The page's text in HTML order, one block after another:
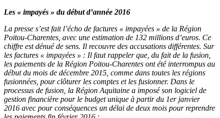
Les « impayés » du début d’année 2016
La presse s’est fait l’écho de factures « impayées » de la Région
Poitou-Charentes, avec une estimation de 132 millions d’euros. Ce
chiffre est dénué de sens. Il recouvre des accusations différentes. Sur
les factures « impayées » : Il faut rappeler que, du fait de la fusion,
les paiements de la Région Poitou-Charentes ont été interrompus au
début du mois de décembre 2015, comme dans toutes les régions
fusionnées, pour clôturer les comptes et les fusionner. Dans le
processus de fusion, la Région Aquitaine a imposé son logiciel de
gestion financière pour le budget unique à partir du 1er janvier
2016 avec pour conséquences un délai de deux mois pour reprendre